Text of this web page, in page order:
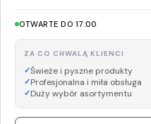
OTWARTE DO 17:00
ZA CO CHWALĄ KLIENCI
Świeże i pyszne produkty
Profesjonalna i miła obsługa
Duży wybór asortymentu